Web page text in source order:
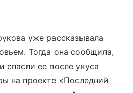
уже рассказывала
Тогда она сообщила,
спасли ее после укуса
на проекте «Последний